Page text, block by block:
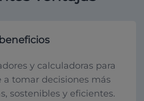
y calculadoras para
a tomar decisiones más
sostenibles y eficientes.